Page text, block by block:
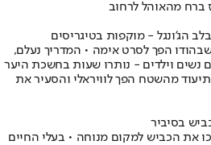
ברח מהאוהל לרחוב
הג'ונגל - מוקפות בטיגריסים
הפך לסרט אימה • המדריך נעלם,
וילדים - נותרו שעות בחשכת היער
מהשטח הפך לוויראלי והסעיר את
בסיביר
את הכביש למקום מנוחה • בעלי החיים